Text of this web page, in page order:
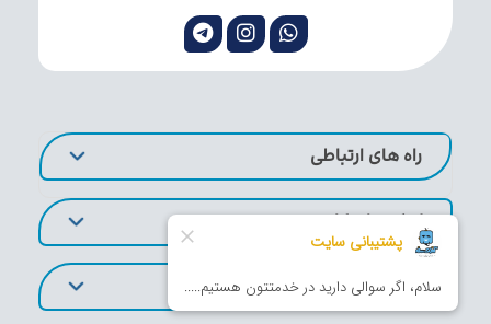
راه های ارتباطی
لینک های کاربردی
تورهای پر طرفدار